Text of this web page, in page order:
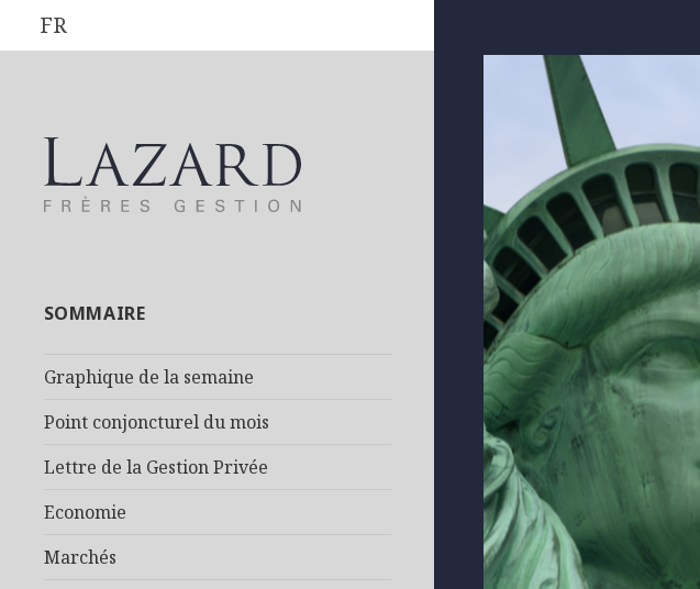
FR
SOMMAIRE
Graphique de la semaine
Point conjoncturel du mois
Lettre de la Gestion Privée
Economie
Marchés